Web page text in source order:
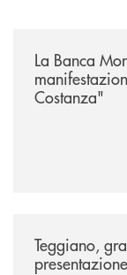
La Banca
Costanza"
Teggiano,